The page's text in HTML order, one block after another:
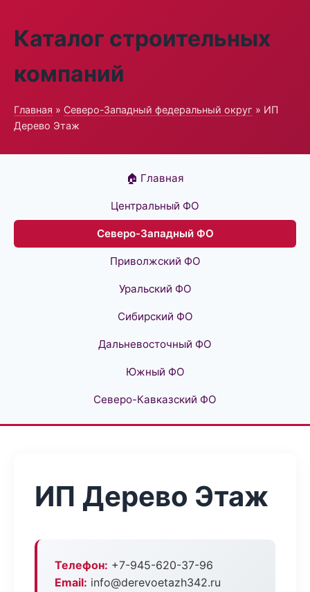
Каталог строительных
компаний
Главная » Северо-Западный федеральный округ » ИП
Дерево Этаж
🏠 Главная
Центральный ФО
Северо-Западный ФО
Приволжский ФО
Уральский ФО
Сибирский ФО
Дальневосточный ФО
Южный ФО
Северо-Кавказский ФО
ИП Дерево Этаж
Телефон: +7-945-620-37-96
Email: info@derevoetazh342.ru